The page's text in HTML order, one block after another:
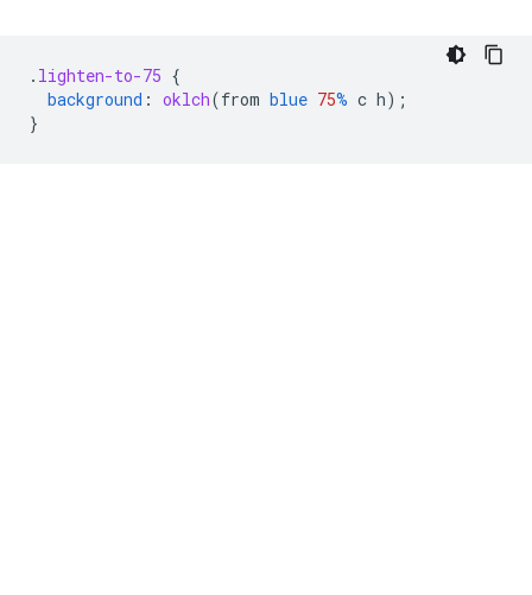
. lighten-to-75 {
background : oklch(from blue 75% c h);
}